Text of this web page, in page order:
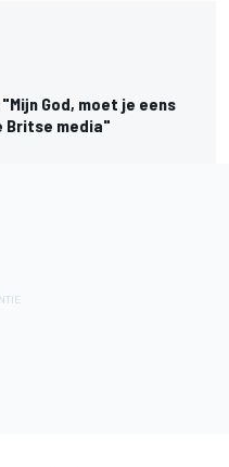
God, moet je eens
Britse media"